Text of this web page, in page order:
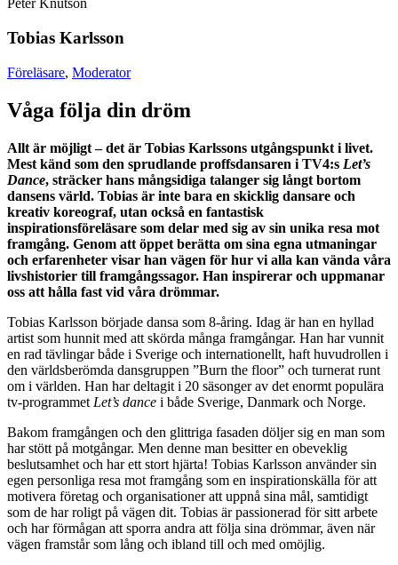
Tobias Karlsson
Föreläsare, Moderator
Våga följa din dröm
Allt är möjligt – det är Tobias Karlssons utgångspunkt i livet.
Mest känd som den sprudlande proffsdansaren i TV4:s Let’s
Dance, sträcker hans mångsidiga talanger sig långt bortom
dansens värld. Tobias är inte bara en skicklig dansare och
kreativ koreograf, utan också en fantastisk
inspirationsföreläsare som delar med sig av sin unika resa mot
framgång. Genom att öppet berätta om sina egna utmaningar
och erfarenheter visar han vägen för hur vi alla kan vända våra
livshistorier till framgångssagor. Han inspirerar och uppmanar
oss att hålla fast vid våra drömmar.
Tobias Karlsson började dansa som 8-åring. Idag är han en hyllad
artist som hunnit med att skörda många framgångar. Han har vunnit
en rad tävlingar både i Sverige och internationellt, haft huvudrollen i
den världsberömda dansgruppen ”Burn the floor” och turnerat runt
om i världen. Han har deltagit i 20 säsonger av det enormt populära
tv-programmet Let’s dance i både Sverige, Danmark och Norge.
Bakom framgången och den glittriga fasaden döljer sig en man som
har stött på motgångar. Men denne man besitter en obeveklig
beslutsamhet och har ett stort hjärta! Tobias Karlsson använder sin
egen personliga resa mot framgång som en inspirationskälla för att
motivera företag och organisationer att uppnå sina mål, samtidigt
som de har roligt på vägen dit. Tobias är passionerad för sitt arbete
och har förmågan att sporra andra att följa sina drömmar, även när
vägen framstår som lång och ibland till och med omöjlig.